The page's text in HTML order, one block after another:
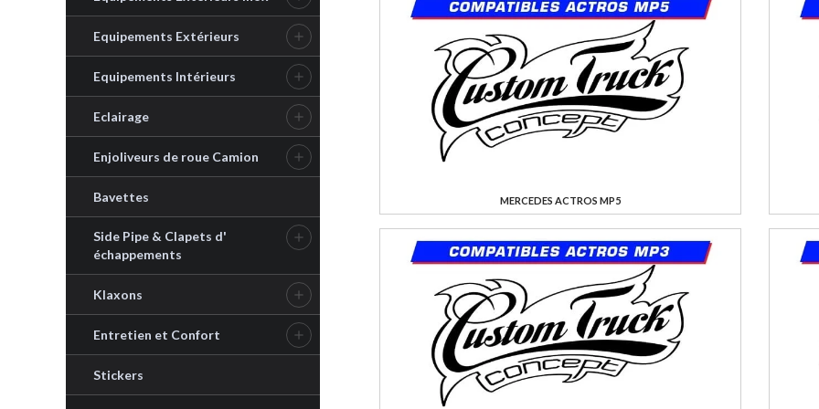
Equipements Extérieurs 
Equipements Intérieurs 
Eclairage 
Enjoliveurs de roue Camion 
Bavettes
Side Pipe & Clapets d'
échappements

Klaxons 
Entretien et Confort 
Stickers
MERCEDES ACTROS MP5